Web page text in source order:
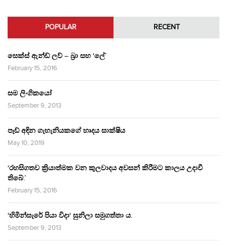
POPULAR RECENT
සෙක්ස් ඇන්ඩ් ලව් – බ්‍රා සහ ‘ලේ’
February 15, 2016
සම ලිංගිකයෝ
September 9, 2013
පෑඩ් අඳින ගැහැනියකගේ හෘදය සාක්ෂිය
May 10, 2019
‘රහසිගතව ක්‍රියාත්මක වන කුලවාදය අවසන් කිරීමට කාලය උදාවී
තිබේ.’
February 15, 2016
‘හිමින්සැරේ පියා විදා‘ සුනිලා සමුගත්තා ය.
September 9, 2013